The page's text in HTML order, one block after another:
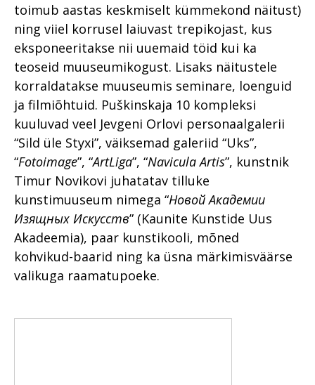
toimub aastas keskmiselt kümmekond näitust)
ning viiel korrusel laiuvast trepikojast, kus
eksponeeritakse nii uuemaid töid kui ka
teoseid muuseumikogust. Lisaks näitustele
korraldatakse muuseumis seminare, loenguid
ja filmiõhtuid. Puškinskaja 10 kompleksi
kuuluvad veel Jevgeni Orlovi personaalgalerii
“Sild üle Styxi”, väiksemad galeriid “Uks”,
“Fotoimage”, “ArtLiga”, “Navicula Artis”, kunstnik
Timur Novikovi juhatatav tilluke
kunstimuuseum nimega “Новой Академии
Изящных Искусств” (Kaunite Kunstide Uus
Akadeemia), paar kunstikooli, mõned
kohvikud-baarid ning ka üsna märkimisväärse
valikuga raamatupoeke.